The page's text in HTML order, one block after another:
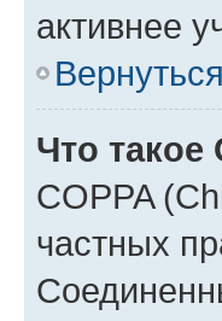
активнее
Что такое
COPPA
частных